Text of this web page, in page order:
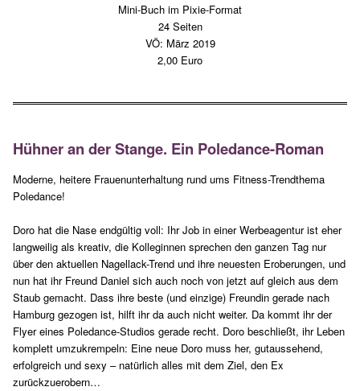
Mini-Buch im Pixie-Format
24 Seiten
VÖ: März 2019
2,00 Euro
Hühner an der Stange. Ein Poledance-Roman
Moderne, heitere Frauenunterhaltung rund ums Fitness-Trendthema
Poledance!
Doro hat die Nase endgültig voll: Ihr Job in einer Werbeagentur ist eher
langweilig als kreativ, die Kolleginnen sprechen den ganzen Tag nur
über den aktuellen Nagellack-Trend und ihre neuesten Eroberungen, und
nun hat ihr Freund Daniel sich auch noch von jetzt auf gleich aus dem
Staub gemacht. Dass ihre beste (und einzige) Freundin gerade nach
Hamburg gezogen ist, hilft ihr da auch nicht weiter. Da kommt ihr der
Flyer eines Poledance-Studios gerade recht. Doro beschließt, ihr Leben
komplett umzukrempeln: Eine neue Doro muss her, gutaussehend,
erfolgreich und sexy – natürlich alles mit dem Ziel, den Ex
zurückzuerobern…